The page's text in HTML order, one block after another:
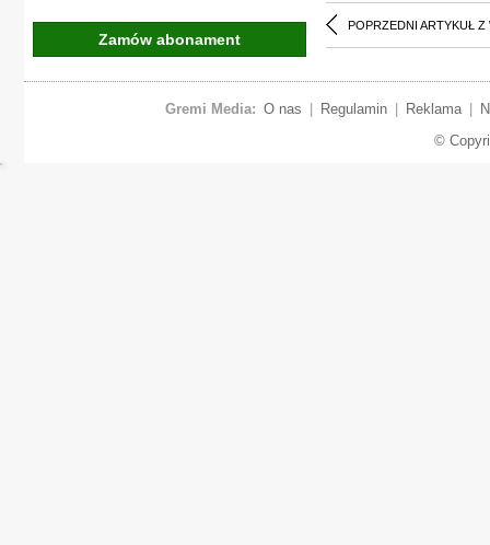
POPRZEDNI ARTYKUŁ Z
Zamów abonament
Gremi Media: O nas Regulamin Reklama
©